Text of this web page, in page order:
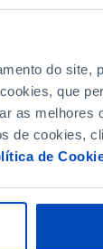
do site,
que
as melhores
de cookies,
de